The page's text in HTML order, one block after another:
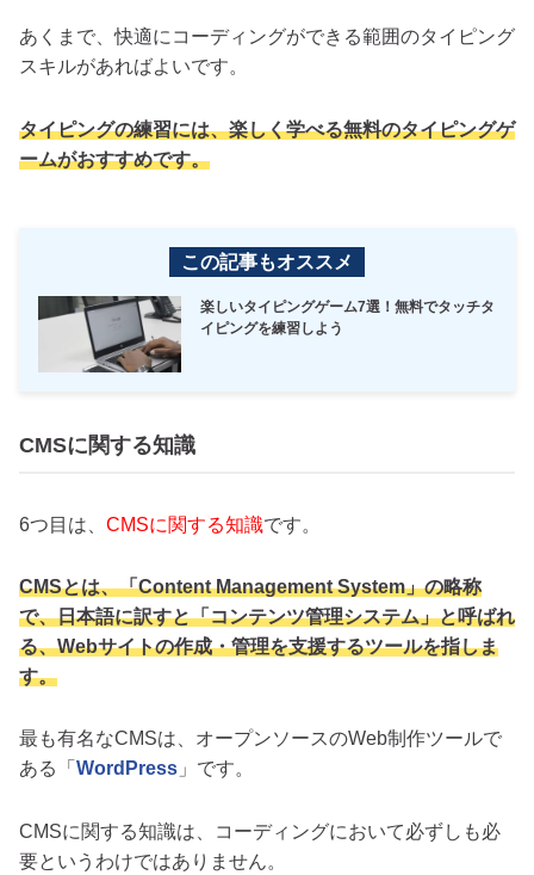
あくまで、快適にコーディングができる範囲のタイピング
スキルがあればよいです。
タイピングの練習には、楽しく学べる無料のタイピングゲ
ームがおすすめです。
この記事もオススメ
楽しいタイピングゲーム7選！無料でタッチタ
イピングを練習しよう
CMSに関する知識
6つ目は、 CMSに関する知識です。
CMSとは、「Content Management System」の略称
で、日本語に訳すと「コンテンツ管理システム」と呼ばれ
る、Webサイトの作成・管理を支援するツールを指しま
す。
最も有名なCMSは、オープンソースのWeb制作ツールで
ある「 WordPress 」です。
CMSに関する知識は、コーディングにおいて必ずしも必
要というわけではありません。